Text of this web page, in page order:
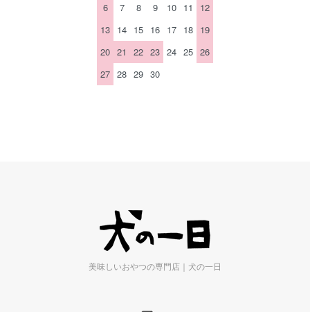
6
7 8 9 10 11
12
13 14 15 16 17 18 19
20 21 22 23 24 25 26
27 28 29 30
美味しいおやつの専門店｜犬の一日